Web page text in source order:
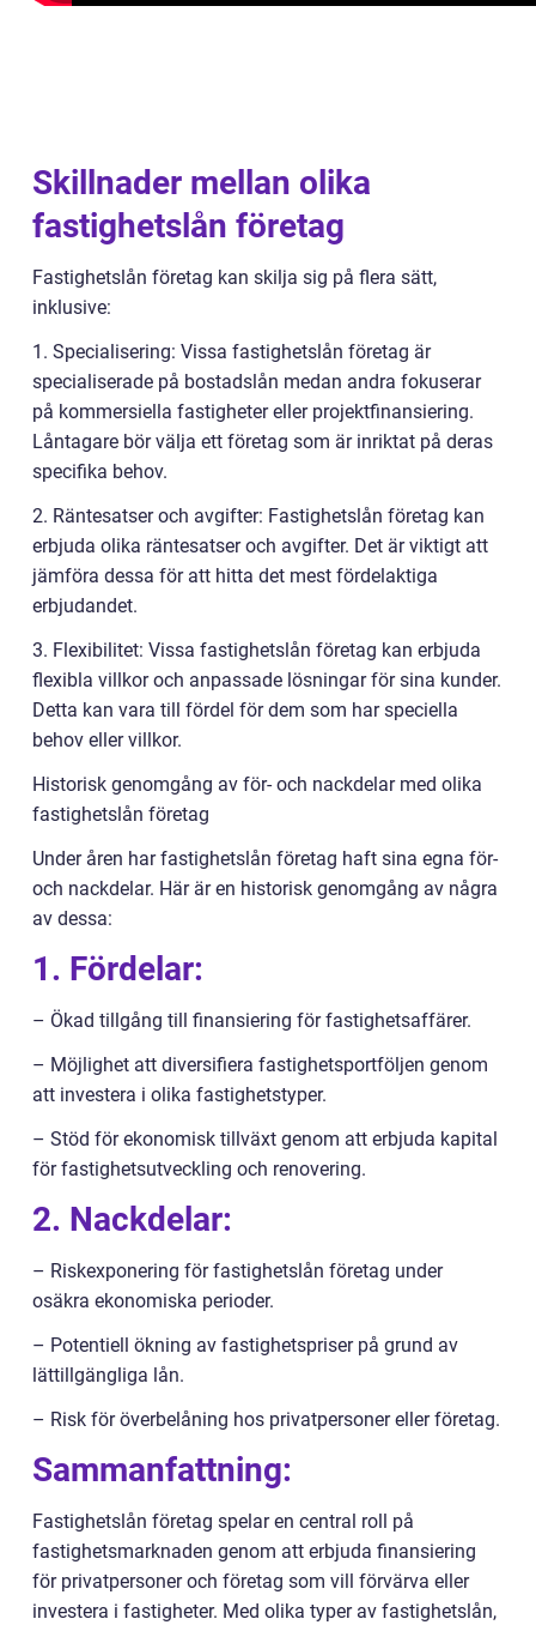
Skillnader mellan olika
fastighetslån företag
Fastighetslån företag kan skilja sig på flera sätt,
inklusive:
1. Specialisering: Vissa fastighetslån företag är
specialiserade på bostadslån medan andra fokuserar
på kommersiella fastigheter eller projektfinansiering.
Låntagare bör välja ett företag som är inriktat på deras
specifika behov.
2. Räntesatser och avgifter: Fastighetslån företag kan
erbjuda olika räntesatser och avgifter. Det är viktigt att
jämföra dessa för att hitta det mest fördelaktiga
erbjudandet.
3. Flexibilitet: Vissa fastighetslån företag kan erbjuda
flexibla villkor och anpassade lösningar för sina kunder.
Detta kan vara till fördel för dem som har speciella
behov eller villkor.
Historisk genomgång av för- och nackdelar med olika
fastighetslån företag
Under åren har fastighetslån företag haft sina egna för-
och nackdelar. Här är en historisk genomgång av några
av dessa:
1. Fördelar:
– Ökad tillgång till finansiering för fastighetsaffärer.
– Möjlighet att diversifiera fastighetsportföljen genom
att investera i olika fastighetstyper.
– Stöd för ekonomisk tillväxt genom att erbjuda kapital
för fastighetsutveckling och renovering.
2. Nackdelar:
– Riskexponering för fastighetslån företag under
osäkra ekonomiska perioder.
– Potentiell ökning av fastighetspriser på grund av
lättillgängliga lån.
– Risk för överbelåning hos privatpersoner eller företag.
Sammanfattning:
Fastighetslån företag spelar en central roll på
fastighetsmarknaden genom att erbjuda finansiering
för privatpersoner och företag som vill förvärva eller
investera i fastigheter. Med olika typer av fastighetslån,